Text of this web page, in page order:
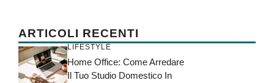
ARTICOLI RECENTI
LIFESTYLE
Home Office: Come Arredare
Il Tuo Studio Domestico In